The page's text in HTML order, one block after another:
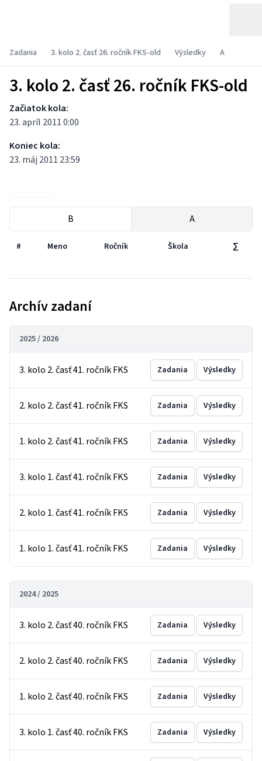
Zadania 3. kolo 2. časť 26. ročník FKS-old Výsledky A
3. kolo 2. časť 26. ročník FKS-old
Začiatok kola:
23. apríl 2011 0:00
Koniec kola:
23. máj 2011 23:59
B A
# Meno Ročník Škola ∑
Archív zadaní
2025 / 2026
3. kolo 2. časť 41. ročník FKS Zadania Výsledky
2. kolo 2. časť 41. ročník FKS Zadania Výsledky
1. kolo 2. časť 41. ročník FKS Zadania Výsledky
3. kolo 1. časť 41. ročník FKS Zadania Výsledky
2. kolo 1. časť 41. ročník FKS Zadania Výsledky
1. kolo 1. časť 41. ročník FKS Zadania Výsledky
2024 / 2025
3. kolo 2. časť 40. ročník FKS Zadania Výsledky
2. kolo 2. časť 40. ročník FKS Zadania Výsledky
1. kolo 2. časť 40. ročník FKS Zadania Výsledky
3. kolo 1. časť 40. ročník FKS Zadania Výsledky